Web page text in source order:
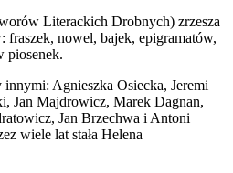
Literackich Drobnych) zrzesza
fraszek, nowel, bajek, epigramatów,
piosenek.
Agnieszka Osiecka, Jeremi
Jan Majdrowicz, Marek Dagnan,
Jan Brzechwa i Antoni
wiele lat stała Helena